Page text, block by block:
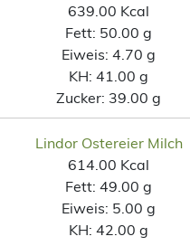
639.00 Kcal
Fett: 50.00 g
Eiweis: 4.70 g
KH: 41.00 g
Zucker: 39.00 g
Lindor Ostereier Milch
614.00 Kcal
Fett: 49.00 g
Eiweis: 5.00 g
KH: 42.00 g